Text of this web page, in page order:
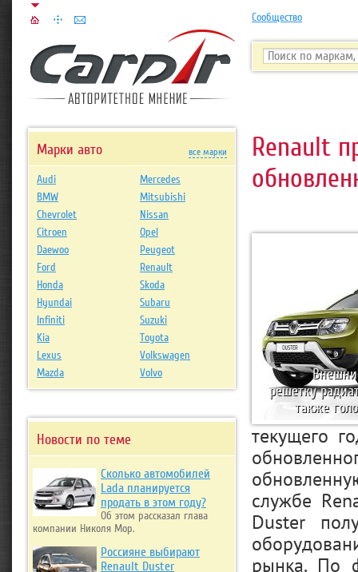
Сообщество
Renault
решетку
также
текущего
службе
Duster
рынка. По
Марки авто все марки
Audi
Mercedes
BMW
Mitsubishi
Chevrolet
Nissan
Citroen
Opel
Daewoo
Peugeot
Ford
Renault
Honda
Skoda
Hyundai
Subaru
Infiniti
Suzuki
Kia
Toyota
Lexus
Volkswagen
Mazda
Volvo
Новости по теме
Сколько автомобилей
Lada планируется
продать в этом году?
Об этом рассказал глава
компании Николя Мор.
Россияне выбирают
Renault Duster